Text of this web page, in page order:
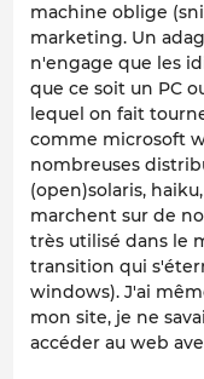
machine oblige
marketing. Un
n'engage que les
que ce soit un PC
lequel on fait
comme microsoft
nombreuses
(open)solaris,
marchent sur de
très utilisé dans le
transition qui
windows). J'ai
mon site, je ne
accéder au web